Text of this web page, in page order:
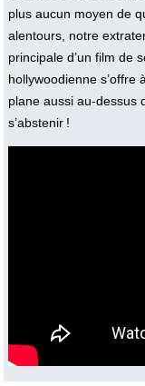
plus aucun moyen de
alentours, notre
principale d’un film de
hollywoodienne s’offre
plane aussi au-dessus
s’abstenir !